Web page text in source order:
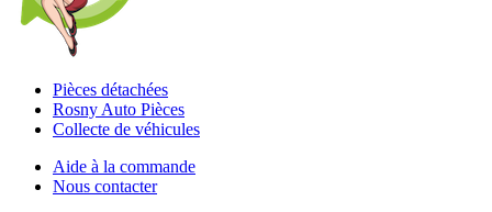
Pièces détachées
Rosny Auto Pièces
Collecte de véhicules
Aide à la commande
Nous contacter